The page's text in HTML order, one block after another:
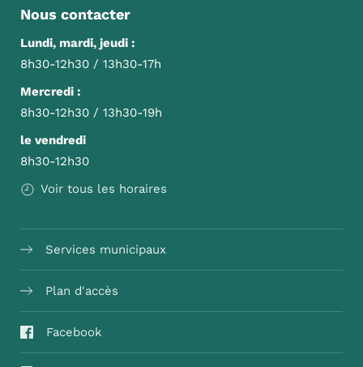
Nous contacter
Lundi, mardi, jeudi :
8h30-12h30 / 13h30-17h
Mercredi :
8h30-12h30 / 13h30-19h
le vendredi
8h30-12h30
Voir tous les horaires
Services municipaux
Plan d'accès
Facebook